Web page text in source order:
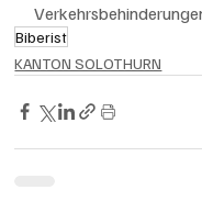
Biberist
KANTON SOLOTHURN